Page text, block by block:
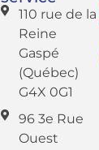
110 rue de la
Reine
Gaspé
(Québec)
G4X 0G1
96 3e Rue
Ouest